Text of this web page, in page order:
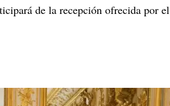
de la recepción ofrecida por el